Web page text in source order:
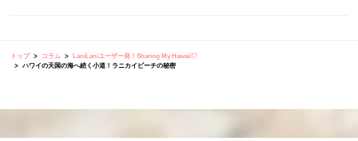
トップ コラム
LaniLaniユーザー発！Sharing My Hawaii♡
ハワイの天国の海へ続く小道！ラニカイビーチの秘密